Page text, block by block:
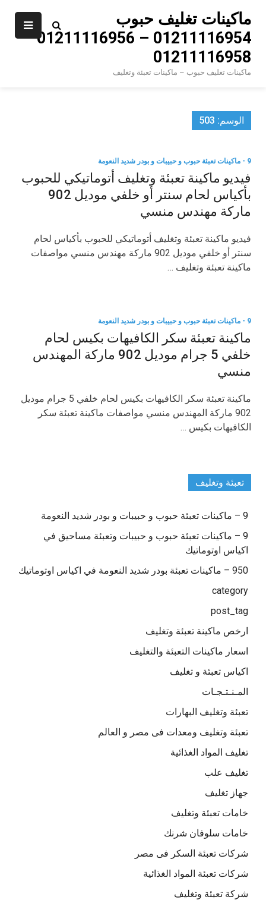
content
ماكينات تغليف حبوب
01211116954 – 01211116956 –
01211116958
ماكينات تغليف حبوب – ماكينات تعبئة وتغليف
الوسم: 503
9 - ماكينات تعبئة حبوب و حبيبات و بودر شديد النعومة
فيديو ماكينة تعبئة وتغليف أتوماتيكي للحبوب
بأكياس لحام سنتر أو خلفي موديل 902
ماركة مهندس منسي
فيديو ماكينة تعبئة وتغليف أتوماتيكي للحبوب بأكياس لحام
سنتر أو خلفي موديل 902 ماركة مهندس منسي مواصفات
ماكينة تعبئة وتغليف …
9 - ماكينات تعبئة حبوب و حبيبات و بودر شديد النعومة
ماكينة تعبئة سكر الكافيهات بكيس لحام
خلفي 5 جرام موديل 902 ماركة المهندس
منسي
ماكينة تعبئة سكر الكافيهات بكيس لحام خلفي 5 جرام موديل
902 ماركة المهندس منسي مواصفات ماكينة تعبئة سكر
الكافيهات بكيس …
تعبئة وتغليف
9 – ماكينات تعبئة حبوب و حبيبات و بودر شديد النعومة
9 – ماكينات تعبئة حبوب و حبيبات وتعبئة مساحيق في
اكياس اوتوماتيك
950 – ماكينات تعبئة بودر شديد النعومة في اكياس اوتوماتيك
category
post_tag
ارخص ماكينة تعبئة وتغليف
اسعار ماكينات التعبئة والتغليف
اكياس تعبئة و تغليف
المـنـتـجـات
تعبئة وتغليف البهارات
تعبئة وتغليف ومعدات فى مصر و العالم
تغليف المواد الغذائية
تغليف علب
جهاز تغليف
خامات تعبئة وتغليف
خامات سلوفان شرنك
شركات تعبئة السكر فى مصر
شركات تعبئة المواد الغذائية
شركة تعبئة وتغليف